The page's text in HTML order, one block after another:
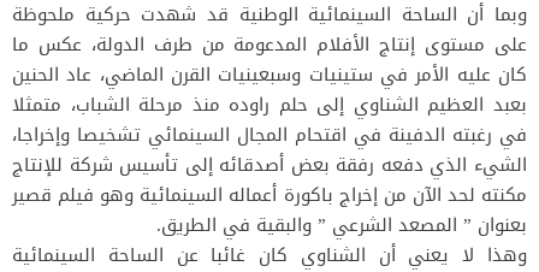
وبما أن الساحة السينمائية الوطنية قد شهدت حركية ملحوظة
على مستوى إنتاج الأفلام المدعومة من طرف الدولة، عكس ما
كان عليه الأمر في ستينيات وسبعينيات القرن الماضي، عاد الحنين
بعبد العظيم الشناوي إلى حلم راوده منذ مرحلة الشباب، متمثلا
في رغبته الدفينة في اقتحام المجال السينمائي تشخيصا وإخراجا،
الشيء الذي دفعه رفقة بعض أصدقائه إلى تأسيس شركة للإنتاج
مكنته لحد الآن من إخراج باكورة أعماله السينمائية وهو فيلم قصير
بعنوان ” المصعد الشرعي ” والبقية في الطريق.
وهذا لا يعني أن الشناوي كان غائبا عن الساحة السينمائية